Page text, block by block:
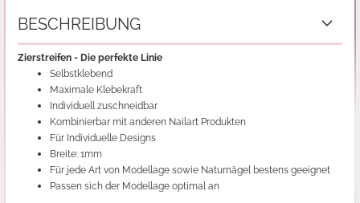
BESCHREIBUNG
Zierstreifen - Die perfekte Linie
Selbstklebend
Maximale Klebekraft
Individuell zuschneidbar
Kombinierbar mit anderen Nailart Produkten
Für Individuelle Designs
Breite: 1mm
Für jede Art von Modellage sowie Naturnägel bestens geeignet
Passen sich der Modellage optimal an